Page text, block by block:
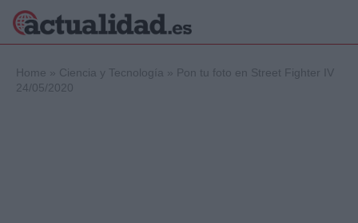
Home » Ciencia y Tecnología » Pon tu foto en Street Fighter IV
24/05/2020